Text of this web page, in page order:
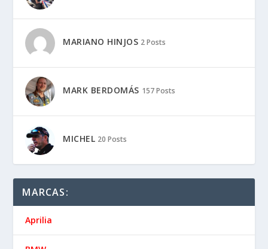
MARIANO HINJOS 2 Posts
MARK BERDOMÁS 157 Posts
MICHEL 20 Posts
MARCAS:
Aprilia